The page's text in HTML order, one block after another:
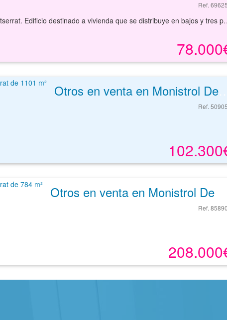
Ref.
Promoción de edificio en Monistrol de Montserrat. Edificio destinado a vivienda
Ref.
Ref.